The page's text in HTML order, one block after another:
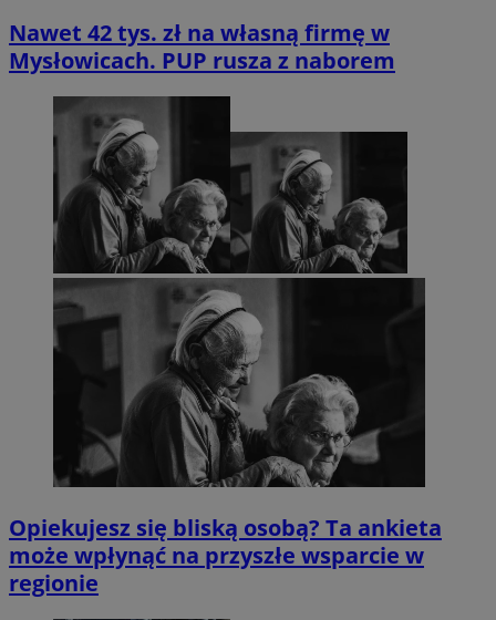
Nawet 42 tys. zł na własną firmę w
Mysłowicach. PUP rusza z naborem
Opiekujesz się bliską osobą? Ta ankieta
może wpłynąć na przyszłe wsparcie w
regionie